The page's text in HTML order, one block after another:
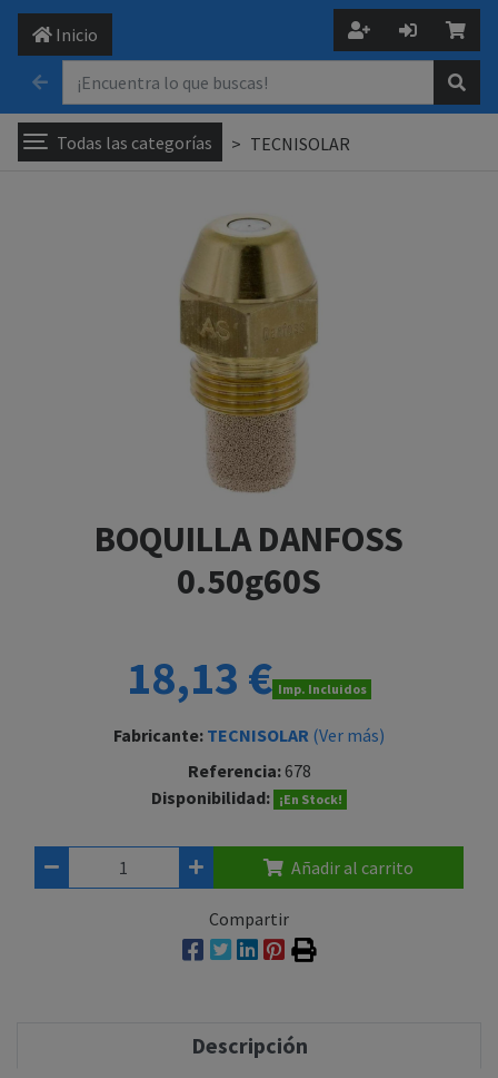
Inicio
Todas las categorías TECNISOLAR
BOQUILLA DANFOSS
0.50g60S
18,13 € Imp. Incluidos
Fabricante: TECNISOLAR (Ver más)
Referencia:678
Disponibilidad:
¡En Stock!
Añadir al carrito
Compartir
Descripción